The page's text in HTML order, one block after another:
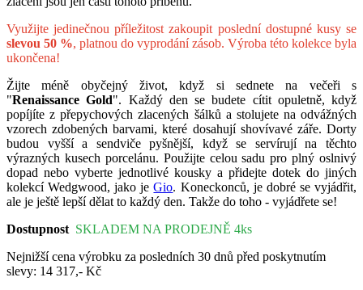
Využijte jedinečnou příležitost zakoupit poslední dostupné kusy se
slevou 50 %, platnou do vyprodání zásob. Výroba této kolekce byla
ukončena!
Žijte méně obyčejný život, když si sednete na večeři s
"Renaissance Gold". Každý den se budete cítit opuletně, když
popíjíte z přepychových zlacených šálků a stolujete na odvážných
vzorech zdobených barvami, které dosahují shovívavé záře. Dorty
budou vyšší a sendviče pyšnější, když se servírují na těchto
výrazných kusech porcelánu. Použijte celou sadu pro plný oslnivý
dopad nebo vyberte jednotlivé kousky a přidejte dotek do jiných
kolekcí Wedgwood, jako jeGio. Koneckonců, je dobré se vyjádřit,
ale je ještě lepší dělat to každý den. Takže do toho - vyjádřete se!
Dostupnost SKLADEM NA PRODEJNĚ 4ks
Nejnižší cena výrobku za posledních 30 dnů před poskytnutím
slevy: 14 317,- Kč